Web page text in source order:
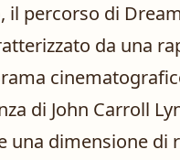
il percorso di
da una
di John Carroll
una dimensione di